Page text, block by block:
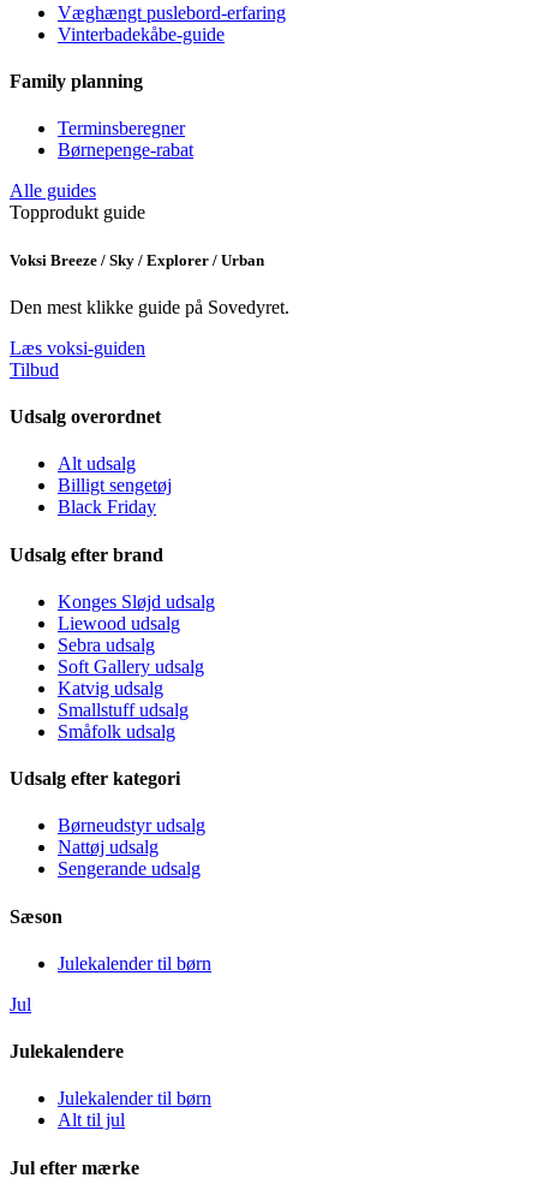
Væghængt puslebord-erfaring
Vinterbadekåbe-guide
Family planning
Terminsberegner
Børnepenge-rabat
Alle guides
Topprodukt guide
Voksi Breeze / Sky / Explorer / Urban
Den mest klikke guide på Sovedyret.
Læs voksi-guiden
Tilbud
Udsalg overordnet
Alt udsalg
Billigt sengetøj
Black Friday
Udsalg efter brand
Konges Sløjd udsalg
Liewood udsalg
Sebra udsalg
Soft Gallery udsalg
Katvig udsalg
Smallstuff udsalg
Småfolk udsalg
Udsalg efter kategori
Børneudstyr udsalg
Nattøj udsalg
Sengerande udsalg
Sæson
Julekalender til børn
Jul
Julekalendere
Julekalender til børn
Alt til jul
Jul efter mærke